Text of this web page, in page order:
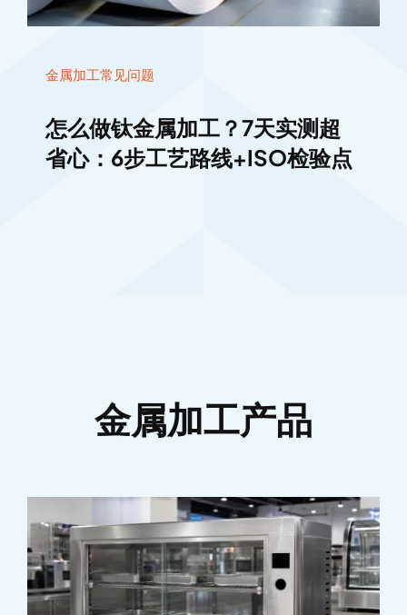
金属加工常见问题
怎么做钛金属加工？7天实测超
省心：6步工艺路线+ISO检验点
金属加工产品